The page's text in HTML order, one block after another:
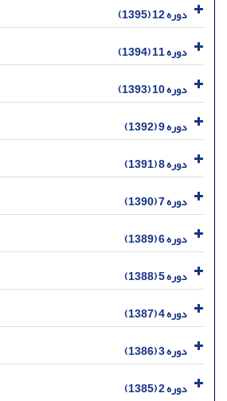
دوره 12 (1395)
دوره 11 (1394)
دوره 10 (1393)
دوره 9 (1392)
دوره 8 (1391)
دوره 7 (1390)
دوره 6 (1389)
دوره 5 (1388)
دوره 4 (1387)
دوره 3 (1386)
دوره 2 (1385)